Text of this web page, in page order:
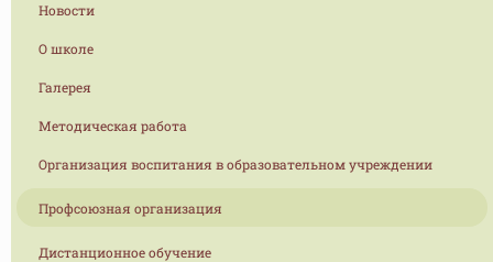
Новости
О школе
Галерея
Методическая работа
Организация воспитания в образовательном учреждении
Профсоюзная организация
Дистанционное обучение